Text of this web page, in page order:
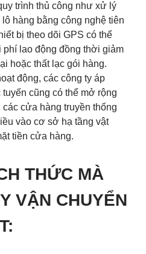
trình thủ công như xử lý
hàng bằng công nghệ tiên
bị theo dõi GPS có thể
phí lao động đồng thời giảm
hoặc thất lạc gói hàng.
động, các công ty áp
cũng có thể mở rộng
cửa hàng truyền thống
vào cơ sở hạ tầng vật
tiền cửa hàng.
THỨC MÀ
VẬN CHUYỂN